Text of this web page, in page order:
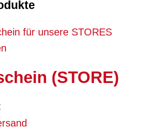
(STORE)